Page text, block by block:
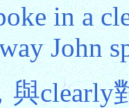
in a
John
與clearly